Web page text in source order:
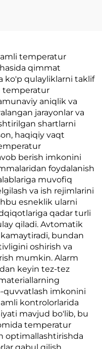
temperatur
qimmat
ko'p qulayliklarni taklif
temperatur
aniqlik va
jarayonlar va
shartlarni
haqiqiy vaqt
berish imkonini
foydalanish
muvofiq
va ish rejimlarini
esneklik ularni
qadar turli
qiladi. Avtomatik
bundan
oshirish va
mumkin. Alarm
keyin tez-tez
quvvatlash imkonini
kontrolorlarida
mavjud bo'lib, bu
temperatur
optimallashtirishda